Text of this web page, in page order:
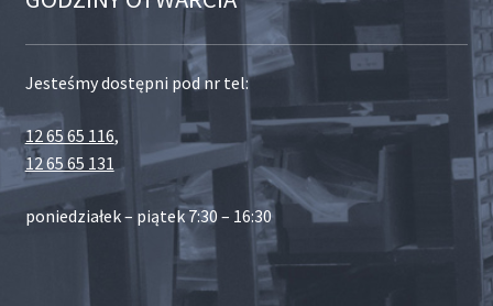
Jesteśmy dostępni pod nr tel:
12 65 65 116,
12 65 65 131
poniedziałek – piątek 7:30 – 16:30